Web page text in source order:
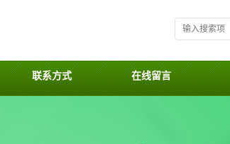
联系方式 在线留言